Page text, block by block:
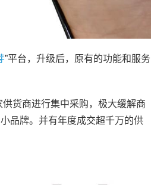
”平台，升级后，原有的功能和服务
货商进行集中采购，极大缓解商
品牌。并有年度成交超千万的供